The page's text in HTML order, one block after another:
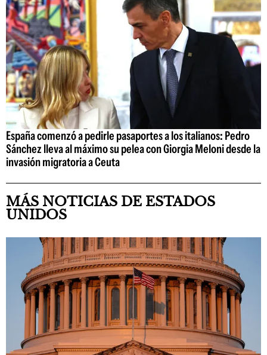
España comenzó a pedirle pasaportes a los italianos: Pedro
Sánchez lleva al máximo su pelea con Giorgia Meloni desde la
invasión migratoria a Ceuta
MÁS NOTICIAS DE ESTADOS
UNIDOS